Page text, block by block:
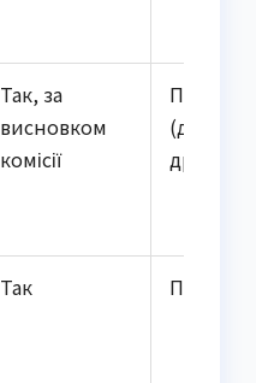
Так, за
висновком
комісії
П. 9 ст.
(догляд
Так П. 3 ст.